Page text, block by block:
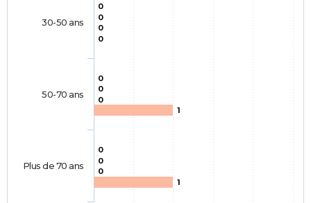
0
0
0
0
0
0
0
0
0
0
1
1
30-50 ans
50-70 ans
Plus de 70 ans